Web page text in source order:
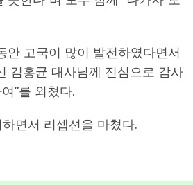
안 고국이 많이 발전하였다면서
김홍균 대사님께 진심으로 감사
”를 외쳤다.
면서 리셉션을 마쳤다.